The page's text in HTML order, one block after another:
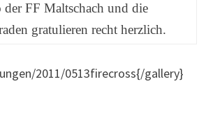
FF Maltschach und die
gratulieren recht herzlich.
2011/0513firecross{/gallery}